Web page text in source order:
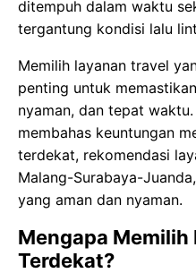
ditempuh dalam waktu
tergantung kondisi lalu
Memilih layanan travel
penting untuk
nyaman, dan tepat
membahas keuntungan
terdekat, rekomendasi
Malang-Surabaya-
yang aman dan nyaman.
Mengapa Memilih
Terdekat?